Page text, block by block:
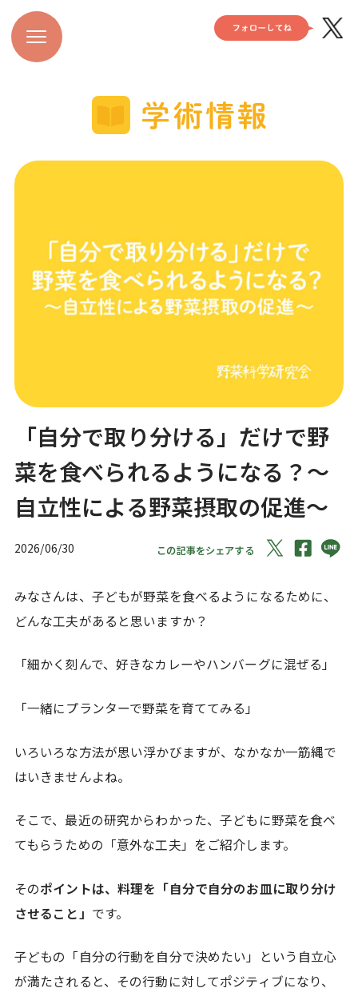
「自分で取り分ける」だけで野
菜を食べられるようになる？～
自立性による野菜摂取の促進～
2026/06/30 この記事をシェアする
みなさんは、子どもが野菜を食べるようになるために、
どんな工夫があると思いますか？
「細かく刻んで、好きなカレーやハンバーグに混ぜる」
「一緒にプランターで野菜を育ててみる」
いろいろな方法が思い浮かびますが、なかなか一筋縄で
はいきませんよね。
そこで、最近の研究からわかった、子どもに野菜を食べ
てもらうための「意外な工夫」をご紹介します。
そのポイントは、料理を「自分で自分のお皿に取り分け
させること」 です。
子どもの「自分の行動を自分で決めたい」という自立心
が満たされると、その行動に対してポジティブになり、